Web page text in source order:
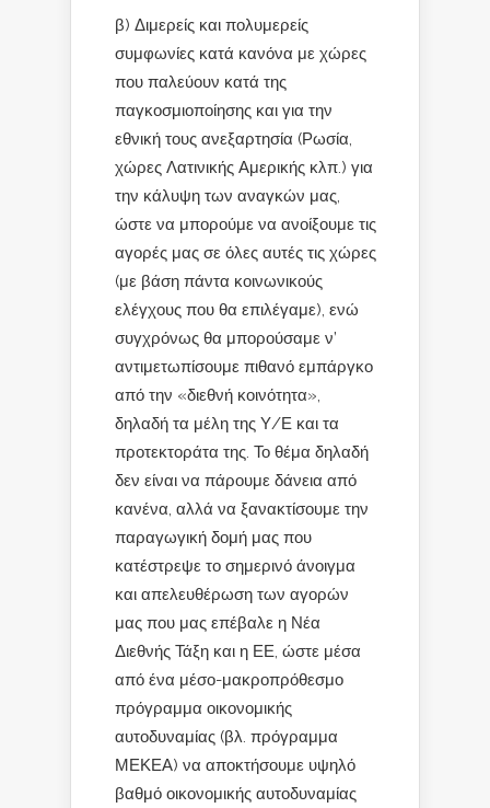
β) Διμερείς και πολυμερείς
συμφωνίες κατά κανόνα με χώρες
που παλεύουν κατά της
παγκοσμιοποίησης και για την
εθνική τους ανεξαρτησία (Ρωσία,
χώρες Λατινικής Αμερικής κλπ.) για
την κάλυψη των αναγκών μας,
ώστε να μπορούμε να ανοίξουμε τις
αγορές μας σε όλες αυτές τις χώρες
(με βάση πάντα κοινωνικούς
ελέγχους που θα επιλέγαμε), ενώ
συγχρόνως θα μπορούσαμε ν’
αντιμετωπίσουμε πιθανό εμπάργκο
από την «διεθνή κοινότητα»,
δηλαδή τα μέλη της Υ/Ε και τα
προτεκτοράτα της. Το θέμα δηλαδή
δεν είναι να πάρουμε δάνεια από
κανένα, αλλά να ξανακτίσουμε την
παραγωγική δομή μας που
κατέστρεψε το σημερινό άνοιγμα
και απελευθέρωση των αγορών
μας που μας επέβαλε η Νέα
Διεθνής Τάξη και η ΕΕ, ώστε μέσα
από ένα μέσο-μακροπρόθεσμο
πρόγραμμα οικονομικής
αυτοδυναμίας (βλ. πρόγραμμα
ΜΕΚΕΑ) να αποκτήσουμε υψηλό
βαθμό οικονομικής αυτοδυναμίας